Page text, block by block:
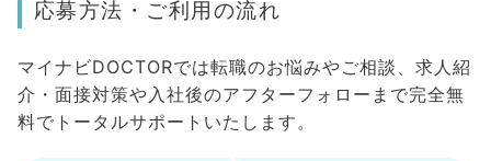
応募方法・ご利用の流れ
マイナビDOCTORでは転職のお悩みやご相談、求人紹
介・面接対策や入社後のアフターフォローまで完全無
料でトータルサポートいたします。